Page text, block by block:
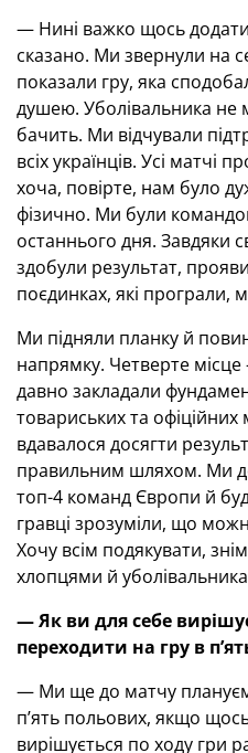
— Нині важко щось
сказано. Ми звернули на
показали гру, яка
душею. Уболівальника
бачить. Ми відчували
всіх українців. Усі матчі
хоча, повірте, нам було
фізично. Ми були
останнього дня. Завдяки
здобули результат,
поєдинках, які програли,
Ми підняли планку й
напрямку. Четверте
давно закладали
товариських та
вдавалося досягти
правильним шляхом. Ми
топ-4 команд Європи й
гравці зрозуміли, що
Хочу всім подякувати,
хлопцями й
— Як ви для себе
переходити на гру в п’
— Ми ще до матчу
п’ять польових, якщо
вирішується по ходу гри